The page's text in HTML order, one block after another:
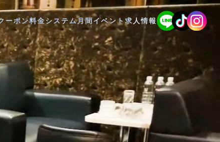
ーポン料金システム月間イベント求人情報